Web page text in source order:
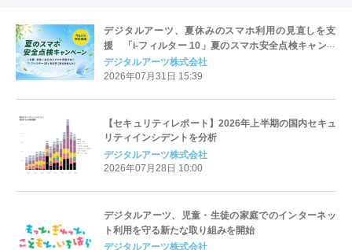
デジタルアーツ、夏休みのスマホ利用の見直しを支
援 「i-フィルター 10」夏のスマホ安全点検キャンペ
ーンを開始
デジタルアーツ株式会社
2026年07月31日 15:39
【セキュリティレポート】2026年上半期の国内セキュ
リティインシデントを分析
デジタルアーツ株式会社
2026年07月28日 10:00
デジタルアーツ、児童・生徒の家庭でのインターネッ
ト利用を守る新たな取り組みを開始
デジタルアーツ株式会社